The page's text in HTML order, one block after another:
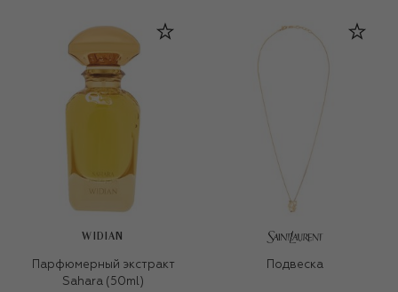
WIDIAN
Парфюмерный экстракт
Sahara (50ml)
Подвеска